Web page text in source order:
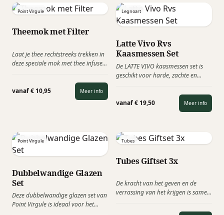
verschillend door zijn algehele
comfort.
Point Virgule
Theemok met Filter
Laat je thee rechtstreeks trekken in
deze speciale mok met thee infuser
hoogwaardig porselein en met
uitneembaar roestvast stalen
zeefje. Ook voorzien van een deksel
vanaf € 10,95 Meer info
Legnoart
Latte Vivo Rvs
Kaasmessen Set
De LATTE VIVO kaasmessen set is
geschikt voor harde, zachte en
Japans staal, met de hand geslepen
en voorzien van een Stamina
houten handvat. Kaasproeven
vanaf € 19,50 Meer info
Point Virgule
Dubbelwandige Glazen
Set
Deze dubbelwandige glazen set van
Point Virgule is ideaal voor het
Tubes
Tubes Giftset 3x
De kracht van het geven en de
verrassing van het krijgen is samen
meest exclusieve producten in een